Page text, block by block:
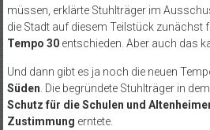
müssen, erklärte Stuhlträger im
die Stadt auf diesem Teilstück zunächst
Tempo 30entschieden. Aber auch das
Und dann gibt es ja noch die neuen
Süden . Die begründete Stuhlträger in
Schutz für die Schulen und
Zustimmung erntete.